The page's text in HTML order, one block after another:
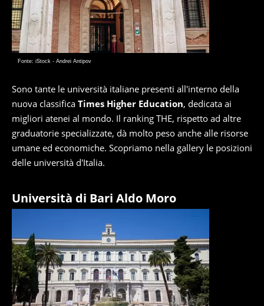
Fonte: iStock - Andrei Antipov
Sono tante le università italiane presenti all'interno della
nuova classifica Times Higher Education, dedicata ai
migliori atenei al mondo. Il ranking THE, rispetto ad altre
graduatorie specializzate, dà molto peso anche alle risorse
umane ed economiche. Scopriamo nella gallery le posizioni
delle università d'Italia.
Università di Bari Aldo Moro